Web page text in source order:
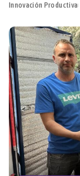
Innovación Productiva